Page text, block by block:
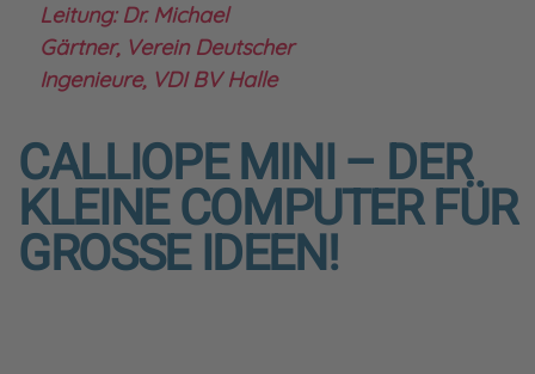
CALLIOPE MINI – DER
KLEINE COMPUTER FÜR
GROSSE IDEEN!
Leitung: Dr. Michael
Gärtner, Verein Deutscher
Ingenieure, VDI BV Halle